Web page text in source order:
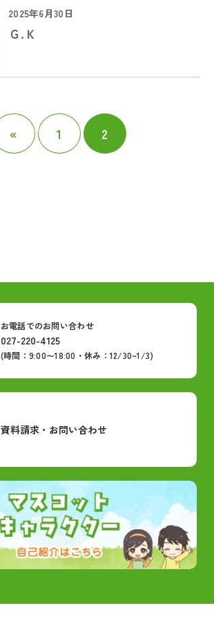
2025年6月30日
Ｇ.Ｋ
« 1 2
お電話でのお問い合わせ
027-220-4125
(時間：9:00〜18:00・休み：12/30~1/3)
資料請求・お問い合わせ